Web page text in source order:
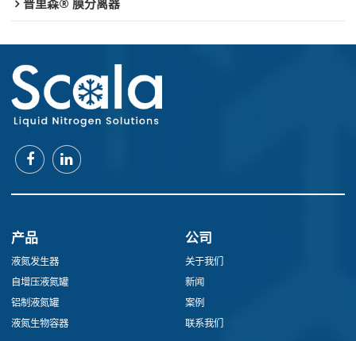
普里森® 膜分离器
产品
液氮发生器
自增压液氮罐
铝制液氮罐
液氮生物容器
公司
关于我们
新闻
案例
联系我们